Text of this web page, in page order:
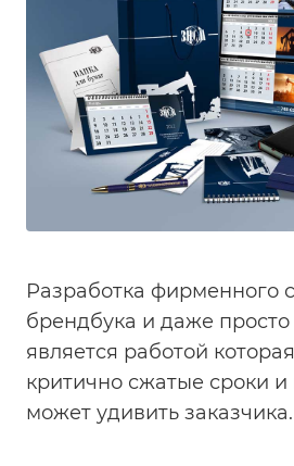
Разработка фирменного
брендбука и даже просто
является работой
критично сжатые сроки
может удивить заказчика.